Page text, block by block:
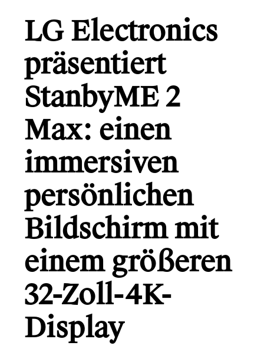
Austrian Audio
Gründerio
Canal+
Learning Hospital
Friends in Flats
LG
Monsterfreunde
Info
Kontakt
LG Electronics
präsentiert
StanbyME 2
Max: einen
immersiven
persönlichen
Bildschirm mit
einem größeren
32-Zoll-4K-
Display